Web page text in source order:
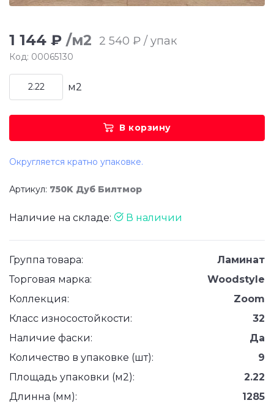
1 144 ₽ /м2 2 540 ₽ / упак
Код: 00065130
м2
В корзину
Округляется кратно упаковке.
Артикул: 750K Дуб Билтмор
Наличие на складе: В наличии
Группа товара:
Ламинат
Торговая марка:
Woodstyle
Коллекция:
Zoom
Класс износостойкости:
32
Наличие фаски:
Да
Количество в упаковке (шт):
9
Площадь упаковки (м2):
2.22
Длинна (мм):
1285